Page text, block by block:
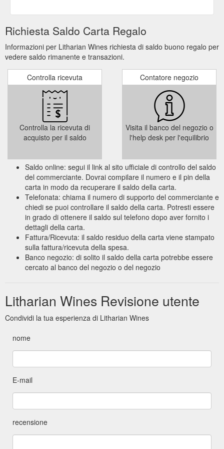
Richiesta Saldo Carta Regalo
Informazioni per Litharian Wines richiesta di saldo buono regalo per
vedere saldo rimanente e transazioni.
Controlla ricevuta
Controlla la ricevuta di
acquisto per il saldo
Contatore negozio
Visita il banco del negozio o
l'help desk per l'equilibrio
Saldo online: segui il link al sito ufficiale di controllo del saldo
del commerciante. Dovrai compilare il numero e il pin della
carta in modo da recuperare il saldo della carta.
Telefonata: chiama il numero di supporto del commerciante e
chiedi se puoi controllare il saldo della carta. Potresti essere
in grado di ottenere il saldo sul telefono dopo aver fornito i
dettagli della carta.
Fattura/Ricevuta: il saldo residuo della carta viene stampato
sulla fattura/ricevuta della spesa.
Banco negozio: di solito il saldo della carta potrebbe essere
cercato al banco del negozio o del negozio
Litharian Wines Revisione utente
Condividi la tua esperienza di Litharian Wines
nome
E-mail
recensione